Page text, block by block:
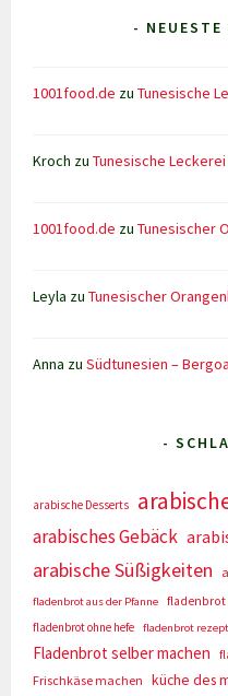
- NEUESTE
1001food.de zuTunesische
Kroch zuTunesische
1001food.de zuTunesischer
Leyla zuTunesischer
Anna zuSüdtunesien –
-
arabische Desserts
arabisches Gebäck
arabische Süßigkeiten
fladenbrot aus der Pfanne fladenbrot
fladenbrot ohne hefe
fladenbrot rezept
Fladenbrot selber machen
Frischkäse machen
küche des